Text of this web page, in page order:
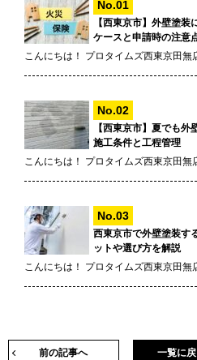
【西東京市】外壁塗
ケースと申請時の注意
こんにちは！ プロタイムズ西東京田無
【西東京市】夏でも
施工条件と工程管理
こんにちは！ プロタイムズ西東京田無
西東京市で外壁塗装す
ットや選び方を解説
こんにちは！ プロタイムズ西東京田無
前の記事へ 一覧に